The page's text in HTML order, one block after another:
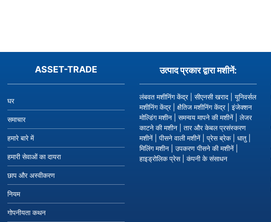
है।
अपनी
पूछताछ
सूची
में
उत्पाद
जोड़ें।
ASSET-TRADE
घर
समाचार
हमारे बारे में
हमारी सेवाओं का दायरा
छाप और अस्वीकरण
नियम
गोपनीयता कथन
उत्पाद प्रकार द्वारा मशीनें:
लंबवत मशीनिंग केंद्र सीएनसी खराद
यूनिवर्सल
मशीनिंग केंद्र
क्षैतिज मशीनिंग केंद्र
इंजेक्शन
मोल्डिंग मशीन
समन्वय मापने की मशीनें
लेजर
काटने की मशीन
तार और केबल प्रसंस्करण
मशीनें
पीसने वाली मशीनें प्रेस ब्रेक धातु
मिलिंग मशीन
उपकरण पीसने की मशीनें
हाइड्रोलिक प्रेस
कंपनी के संसाधन